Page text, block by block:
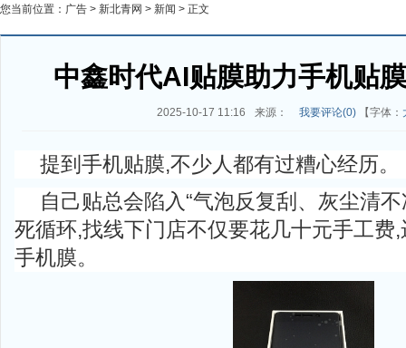
您当前位置： 广告 > 新北青网 > 新闻 > 正文
中鑫时代AI贴膜助力手机贴
2025-10-17 11:16 来源： 我要评论(0)【字体：
提到手机贴膜,不少人都有过糟心经历。
自己贴总会陷入“气泡反复刮、灰尘清
死循环,找线下门店不仅要花几十元手工费
手机膜。